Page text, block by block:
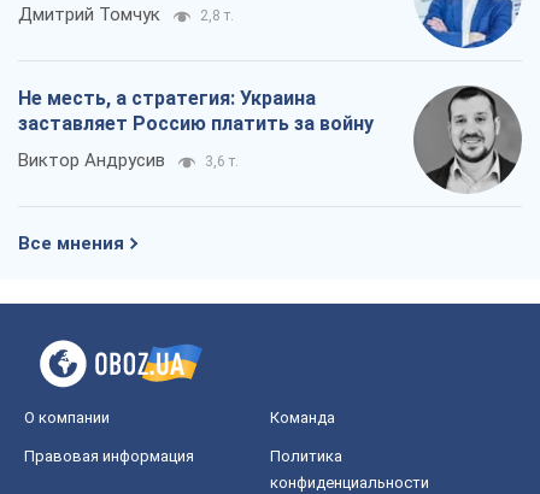
Дмитрий Томчук 2,8 т.
Не месть, а стратегия: Украина
заставляет Россию платить за войну
Виктор Андрусив 3,6 т.
Все мнения
О компании Команда
Правовая информация
Политика
конфиденциальности